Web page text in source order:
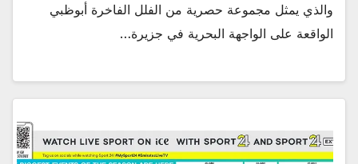
والذي يمثل مجموعة حصرية من الفلل الفاخرة أبوظبي
الواقعة على الواجهة البحرية في جزيرة…